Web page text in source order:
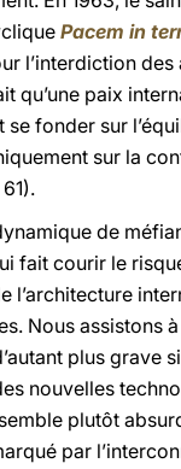
Pacem in
l’interdiction
qu’une paix
se fonder sur
sur la
de
fait courir le
l’architecture
Nous assistons
plus grave
nouvelles
plutôt
par